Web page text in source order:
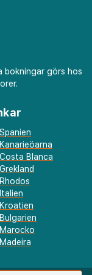
bokningar görs hos
Spanien
Kanarieöarna
Costa Blanca
Grekland
Rhodos
Italien
Kroatien
Bulgarien
Marocko
Madeira